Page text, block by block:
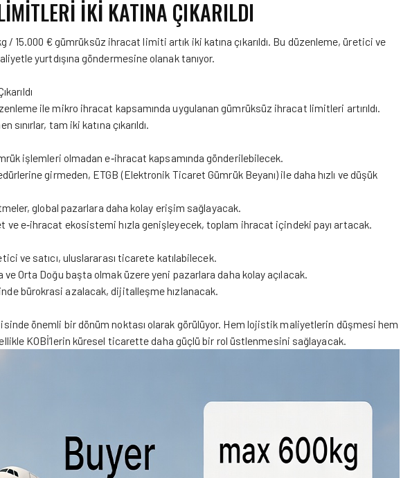
İKI KATINA ÇIKARILDI
/ 15.000 € gümrüksüz ihracat limiti artık iki katına çıkarıldı. Bu düzenleme, üretici ve
yurtdışına göndermesine olanak tanıyor.
ile mikro ihracat kapsamında uygulanan gümrüksüz ihracat limitleri artırıldı.
sınırlar, tam iki katına çıkarıldı.
işlemleri olmadan e‑ihracat kapsamında gönderilebilecek.
girmeden, ETGB (Elektronik Ticaret Gümrük Beyanı) ile daha hızlı ve düşük
global pazarlara daha kolay erişim sağlayacak.
ve e‑ihracat ekosistemi hızla genişleyecek, toplam ihracat içindeki payı artacak.
ve satıcı, uluslararası ticarete katılabilecek.
ve Orta Doğu başta olmak üzere yeni pazarlara daha kolay açılacak.
bürokrasi azalacak, dijitalleşme hızlanacak.
önemli bir dönüm noktası olarak görülüyor. Hem lojistik maliyetlerin düşmesi hem
KOBİ’lerin küresel ticarette daha güçlü bir rol üstlenmesini sağlayacak.